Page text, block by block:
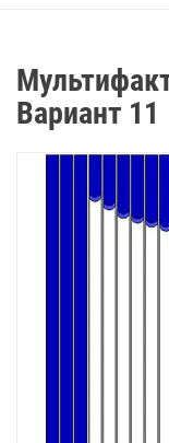
Вариант 11